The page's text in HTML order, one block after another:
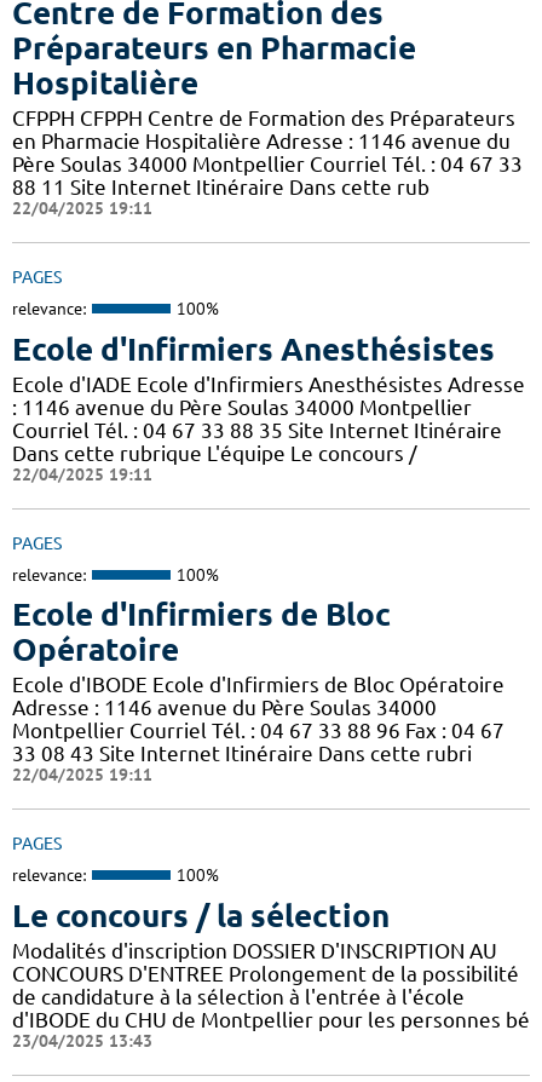
Centre de Formation des
Préparateurs en Pharmacie
Hospitalière
CFPPH CFPPH Centre de Formation des Préparateurs
en Pharmacie Hospitalière Adresse : 1146 avenue du
Père Soulas 34000 Montpellier Courriel Tél. : 04 67 33
88 11 Site Internet Itinéraire Dans cette rub
22/04/2025 19:11
PAGES
relevance: 100%
Ecole d'Infirmiers Anesthésistes
Ecole d'IADE Ecole d'Infirmiers Anesthésistes Adresse
: 1146 avenue du Père Soulas 34000 Montpellier
Courriel Tél. : 04 67 33 88 35 Site Internet Itinéraire
Dans cette rubrique L'équipe Le concours /
22/04/2025 19:11
PAGES
relevance: 100%
Ecole d'Infirmiers de Bloc
Opératoire
Ecole d'IBODE Ecole d'Infirmiers de Bloc Opératoire
Adresse : 1146 avenue du Père Soulas 34000
Montpellier Courriel Tél. : 04 67 33 88 96 Fax : 04 67
33 08 43 Site Internet Itinéraire Dans cette rubri
22/04/2025 19:11
PAGES
relevance: 100%
Le concours / la sélection
Modalités d'inscription DOSSIER D'INSCRIPTION AU
CONCOURS D'ENTREE Prolongement de la possibilité
de candidature à la sélection à l'entrée à l'école
d'IBODE du CHU de Montpellier pour les personnes bé
23/04/2025 13:43